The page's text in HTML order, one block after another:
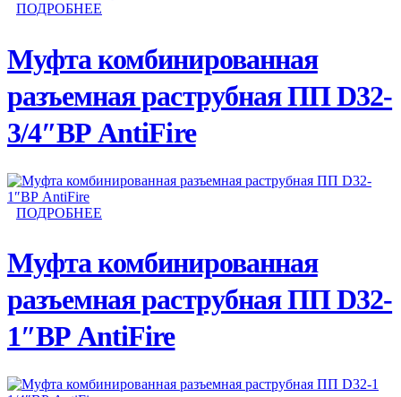
ПОДРОБНЕЕ
Муфта комбинированная
разъемная раструбная ПП D32-
3/4″ВР AntiFire
ПОДРОБНЕЕ
Муфта комбинированная
разъемная раструбная ПП D32-
1″ВР AntiFire